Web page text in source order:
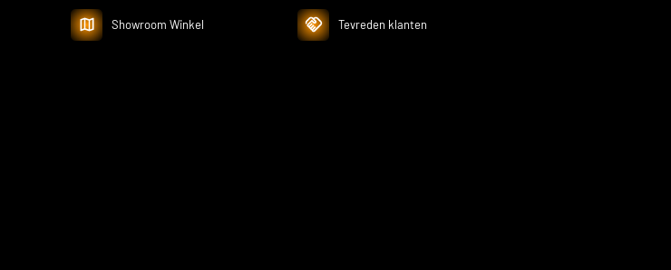
Showroom Winkel Tevreden klanten